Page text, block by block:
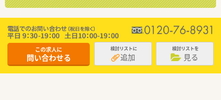
この求人に
問い合わせる
検討リストに
追加
検討リストを
見る